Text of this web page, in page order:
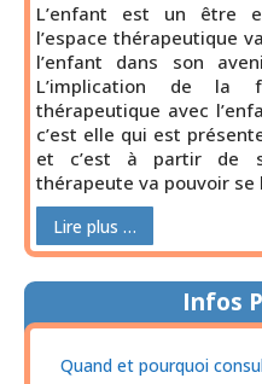
L’enfant est un être
l’espace thérapeutique
l’enfant dans son
L’implication de la
thérapeutique avec
c’est elle qui est
et c’est à partir de
thérapeute va pouvoir se
Lire plus …
Infos
Quand et pourquoi